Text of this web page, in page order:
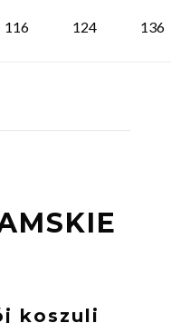
116 124 136
koszuli